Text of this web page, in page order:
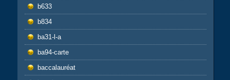
b633
b834
ba31-l-a
ba94-carte
baccalauréat